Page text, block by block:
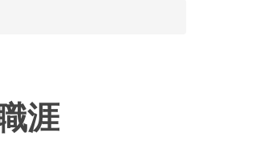
涯